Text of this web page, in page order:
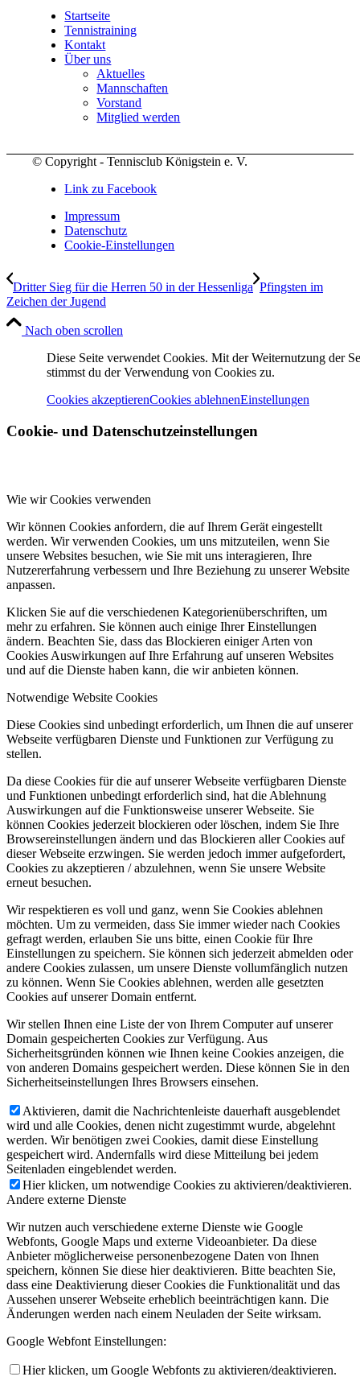
Startseite
Tennistraining
Kontakt
Über uns
Aktuelles
Mannschaften
Vorstand
Mitglied werden
© Copyright - Tennisclub Königstein e. V.
Link zu Facebook
Impressum
Datenschutz
Cookie-Einstellungen
Dritter Sieg für die Herren 50 in der Hessenliga Pfingsten im
Zeichen der Jugend
Nach oben scrollen
Diese Seite verwendet Cookies. Mit der Weiternutzung der
stimmst du der Verwendung von Cookies zu.
Cookies akzeptierenCookies ablehnenEinstellungen
Cookie- und Datenschutzeinstellungen
Wie wir Cookies verwenden
Wir können Cookies anfordern, die auf Ihrem Gerät eingestellt
werden. Wir verwenden Cookies, um uns mitzuteilen, wenn Sie
unsere Websites besuchen, wie Sie mit uns interagieren, Ihre
Nutzererfahrung verbessern und Ihre Beziehung zu unserer Website
anpassen.
Klicken Sie auf die verschiedenen Kategorienüberschriften, um
mehr zu erfahren. Sie können auch einige Ihrer Einstellungen
ändern. Beachten Sie, dass das Blockieren einiger Arten von
Cookies Auswirkungen auf Ihre Erfahrung auf unseren Websites
und auf die Dienste haben kann, die wir anbieten können.
Notwendige Website Cookies
Diese Cookies sind unbedingt erforderlich, um Ihnen die auf unserer
Webseite verfügbaren Dienste und Funktionen zur Verfügung zu
stellen.
Da diese Cookies für die auf unserer Webseite verfügbaren Dienste
und Funktionen unbedingt erforderlich sind, hat die Ablehnung
Auswirkungen auf die Funktionsweise unserer Webseite. Sie
können Cookies jederzeit blockieren oder löschen, indem Sie Ihre
Browsereinstellungen ändern und das Blockieren aller Cookies auf
dieser Webseite erzwingen. Sie werden jedoch immer aufgefordert,
Cookies zu akzeptieren / abzulehnen, wenn Sie unsere Website
erneut besuchen.
Wir respektieren es voll und ganz, wenn Sie Cookies ablehnen
möchten. Um zu vermeiden, dass Sie immer wieder nach Cookies
gefragt werden, erlauben Sie uns bitte, einen Cookie für Ihre
Einstellungen zu speichern. Sie können sich jederzeit abmelden oder
andere Cookies zulassen, um unsere Dienste vollumfänglich nutzen
zu können. Wenn Sie Cookies ablehnen, werden alle gesetzten
Cookies auf unserer Domain entfernt.
Wir stellen Ihnen eine Liste der von Ihrem Computer auf unserer
Domain gespeicherten Cookies zur Verfügung. Aus
Sicherheitsgründen können wie Ihnen keine Cookies anzeigen, die
von anderen Domains gespeichert werden. Diese können Sie in den
Sicherheitseinstellungen Ihres Browsers einsehen.
Aktivieren, damit die Nachrichtenleiste dauerhaft ausgeblendet
wird und alle Cookies, denen nicht zugestimmt wurde, abgelehnt
werden. Wir benötigen zwei Cookies, damit diese Einstellung
gespeichert wird. Andernfalls wird diese Mitteilung bei jedem
Seitenladen eingeblendet werden.
Hier klicken, um notwendige Cookies zu aktivieren/deaktivieren.
Andere externe Dienste
Wir nutzen auch verschiedene externe Dienste wie Google
Webfonts, Google Maps und externe Videoanbieter. Da diese
Anbieter möglicherweise personenbezogene Daten von Ihnen
speichern, können Sie diese hier deaktivieren. Bitte beachten Sie,
dass eine Deaktivierung dieser Cookies die Funktionalität und das
Aussehen unserer Webseite erheblich beeinträchtigen kann. Die
Änderungen werden nach einem Neuladen der Seite wirksam.
Google Webfont Einstellungen:
Hier klicken, um Google Webfonts zu aktivieren/deaktivieren.